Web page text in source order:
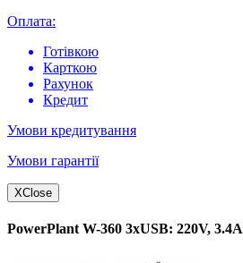
Оплата:
Готівкою
Карткою
Рахунок
Кредит
Умови кредитування
Умови гарантії
XClose
PowerPlant W-360 3xUSB: 220V, 3.4A